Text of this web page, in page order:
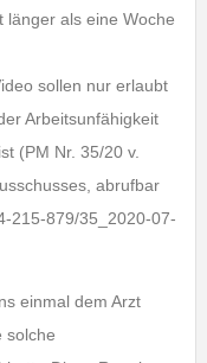
länger als eine Woche
sollen nur erlaubt
Arbeitsunfähigkeit
(PM Nr. 35/20 v.
abrufbar
215-879/35_2020-07-
einmal dem Arzt
solche